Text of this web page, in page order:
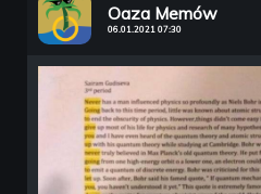
Oaza Memów
06.01.2021 07:30